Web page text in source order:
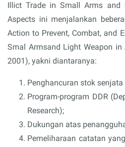
Illict Trade in Small Arms
Aspects ini menjalankan
Action to Prevent, Combat, and
Smal Armsand Light Weapon in
2001), yakni diantaranya:
Penghancuran stok senjata
Program-program DDR
Research);
Dukungan atas
Pemeliharaan catatan